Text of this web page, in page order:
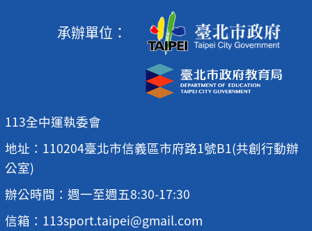
承辦單位：
113全中運執委會
地址：110204臺北市信義區市府路1號B1(共創行動辦
公室)
辦公時間：週一至週五8:30-17:30
信箱：113sport.taipei@gmail.com